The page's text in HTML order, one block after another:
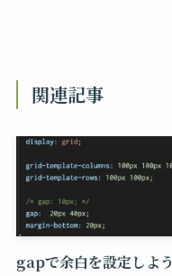
関連記事
gapで余白を設定しよう